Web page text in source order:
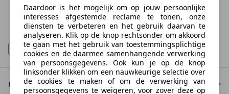
Oldtimer
Demo
Nieuw en geregistreerd
Opties
Daardoor is het mogelijk om op jouw persoonlijke
interesses afgestemde reclame te tonen, onze
diensten te verbeteren en het gebruik daarvan te
analyseren. Klik op de knop rechtsonder om akkoord
te gaan met het gebruik van toestemmingsplichtige
cookies en de daarmee samenhangende verwerking
van persoonsgegevens. Ook kun je op de knop
linksonder klikken om een nauwkeurige selectie over
de cookies te maken of om de verwerking van
persoonsgegevens te weigeren, voor zover deze op